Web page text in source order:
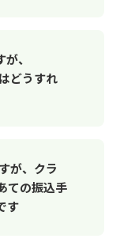
、
どうすれ
が、クラ
ての振込手
す